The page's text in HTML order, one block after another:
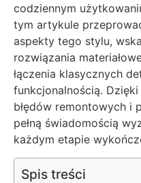
codziennym
tym artykule
aspekty tego stylu,
rozwiązania
łączenia klasycznych
funkcjonalnością.
błędów remontowych i
pełną świadomością
każdym etapie
Spis treści